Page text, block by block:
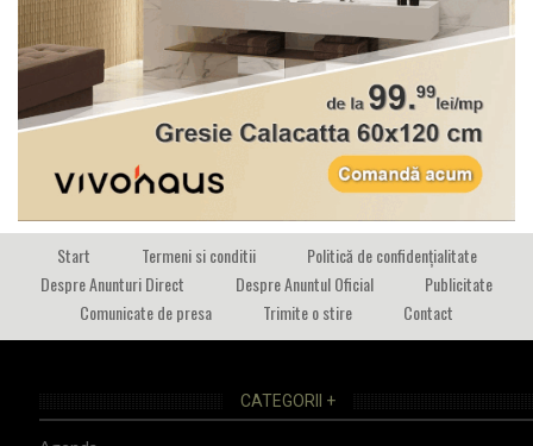
Start Termeni si conditii
Politică de confidențialitate
Despre Anunturi Direct
Despre Anuntul Oficial
Publicitate
Comunicate de presa
Trimite o stire Contact
CATEGORII +